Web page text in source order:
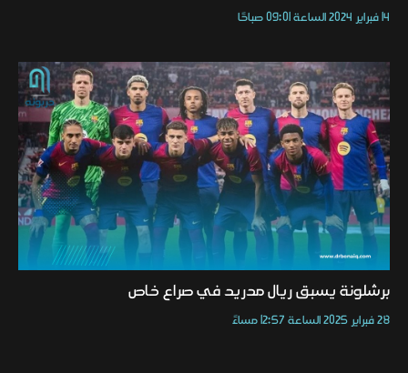
14 فبراير 2024 الساعة 09:01 صباحًا
برشلونة يسبق ريال مدريد في صراع خاص
28 فبراير 2025 الساعة 12:57 مساءً